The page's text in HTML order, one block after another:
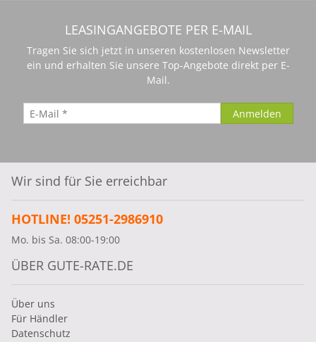
LEASINGANGEBOTE PER E-MAIL
Tragen Sie sich jetzt in unseren kostenlosen Newsletter
ein und erhalten Sie unsere Top-Angebote direkt per E-
Mail.
Wir sind für Sie erreichbar
HOTLINE! 05251-2986910
Mo. bis Sa. 08:00-19:00
ÜBER GUTE-RATE.DE
Über uns
Für Händler
Datenschutz